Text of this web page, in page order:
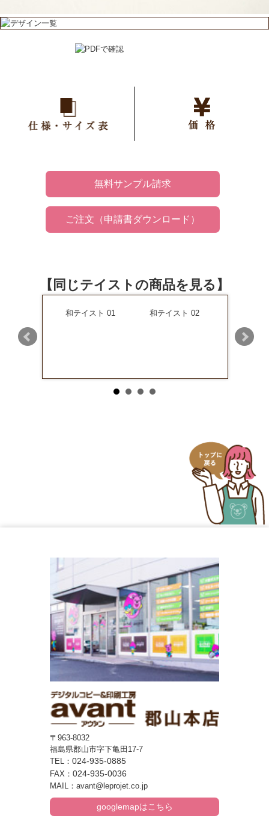
無料サンプル請求
ご注文（申請書ダウンロード）
【同じテイストの商品を見る】
和テイスト 01 和テイスト 02
〒963-8032
福島県郡山市字下亀田17-7
TEL： 024-935-0885
FAX： 024-935-0036
MAIL：avant@leprojet.co.jp
googlemapはこちら